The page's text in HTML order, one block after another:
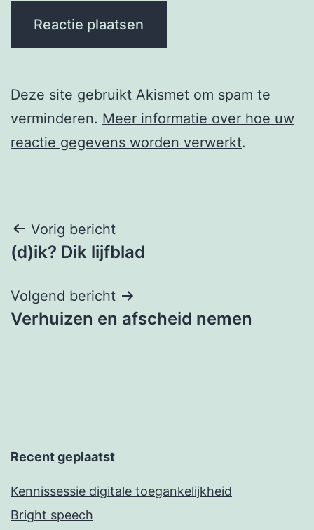
Deze site gebruikt Akismet om spam te
verminderen. Meer informatie over hoe uw
reactie gegevens worden verwerkt.
Berichtnavigatie
Vorig bericht
(d)ik? Dik lijfblad
Volgend bericht
Verhuizen en afscheid nemen
Recent geplaatst
Kennissessie digitale toegankelijkheid
Bright speech